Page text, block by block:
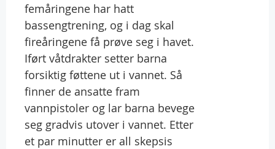
femåringene har hatt
bassengtrening, og i dag skal
fireåringene få prøve seg i havet.
Iført våtdrakter setter barna
forsiktig føttene ut i vannet. Så
finner de ansatte fram
vannpistoler og lar barna bevege
seg gradvis utover i vannet. Etter
et par minutter er all skepsis